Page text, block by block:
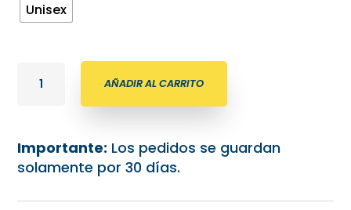
Unisex
azul
francia
AÑADIR AL CARRITO
Importante: Los pedidos se guardan
solamente por 30 días.